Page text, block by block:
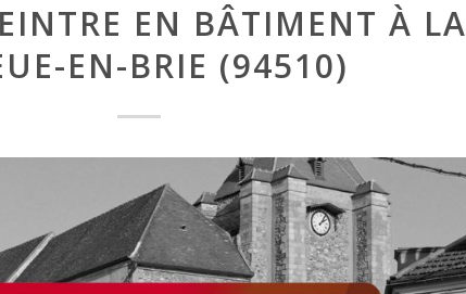
EN BÂTIMENT À LA
EN-BRIE (94510)